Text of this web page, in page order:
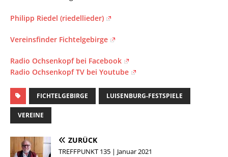
Philipp Riedel (riedellieder)
Vereinsfinder Fichtelgebirge
Radio Ochsenkopf bei Facebook
Radio Ochsenkopf TV bei Youtube
FICHTELGEBIRGE LUISENBURG-FESTSPIELE
VEREINE
ZURÜCK
TREFFPUNKT 135 | Januar 2021